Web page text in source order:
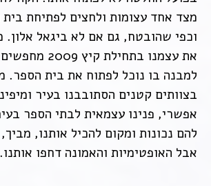
מצד אחד עצומות ולחצים לפתיחת
וכפי שהובטח, גם אם לא ביגאל אלון.
את עצמנו
למבנה בו נוכל לפתוח את בית הספר.
בצוותים קטנים הסתובבנו בעיר
אפשרי, פנינו עצמאית לבתי הספר
להם נכונות ומקום להכיל אותנו,
אבל האופטימיות והאמונה דחפו אותנו.